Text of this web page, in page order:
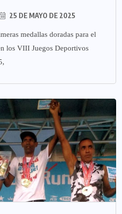
25 DE MAYO DE 2025
medallas doradas para el
los VIII Juegos Deportivos